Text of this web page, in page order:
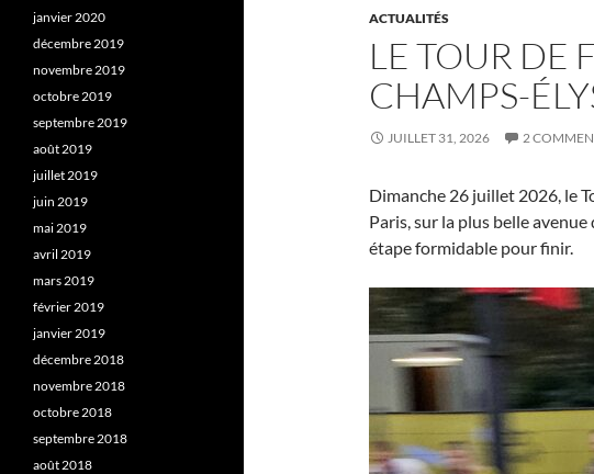
ACTUALITÉS
LE TOUR DE
CHAMPS-
JUILLET 31, 2026 2
Dimanche 26 juillet 2026, le
Paris, sur la plus belle
étape formidable pour finir.
janvier 2020
décembre 2019
novembre 2019
octobre 2019
septembre 2019
août 2019
juillet 2019
juin 2019
mai 2019
avril 2019
mars 2019
février 2019
janvier 2019
décembre 2018
novembre 2018
octobre 2018
septembre 2018
août 2018